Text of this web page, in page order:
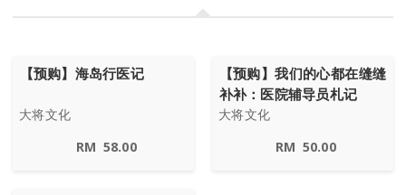
【预购】海岛行医记
大将文化
RM 58.00
【预购】我们的心都在缝缝
补补：医院辅导员札记
大将文化
RM 50.00